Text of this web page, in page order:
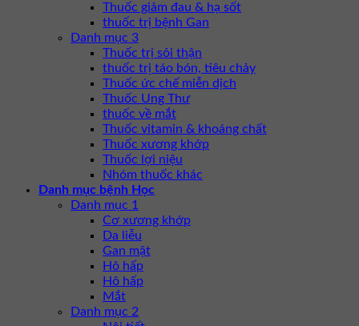
Thuốc giảm đau & hạ sốt
thuốc trị bệnh Gan
Danh mục 3
Thuốc trị sỏi thận
thuốc trị táo bón, tiêu chảy
Thuốc ức chế miễn dịch
Thuốc Ung Thư
thuốc về mắt
Thuốc vitamin & khoáng chất
Thuốc xương khớp
Thuốc lợi niệu
Nhóm thuốc khác
Danh mục bệnh Học
Danh mục 1
Cơ xương khớp
Da liễu
Gan mật
Hô hấp
Hô hấp
Mắt
Danh mục 2